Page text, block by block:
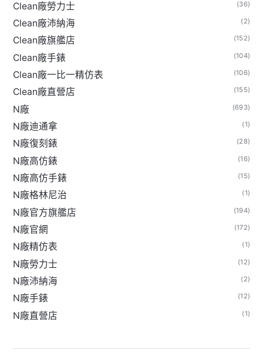
Clean廠勞力士 (36)
Clean廠沛納海 (2)
Clean廠旗艦店 (152)
Clean廠手錶 (104)
Clean廠一比一精仿表 (106)
Clean廠直營店 (155)
N廠 (693)
N廠迪通拿 (1)
N廠復刻錶 (28)
N廠高仿錶 (16)
N廠高仿手錶 (15)
N廠格林尼治 (1)
N廠官方旗艦店 (194)
N廠官網 (172)
N廠精仿表 (1)
N廠勞力士 (12)
N廠沛納海 (2)
N廠手錶 (12)
N廠直營店 (1)